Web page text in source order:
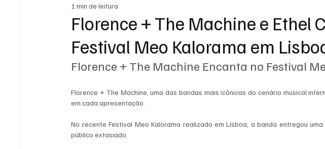
Rádio Digital
Florence + The Machine e Ethel
Festival Meo Kalorama em
1 min de leitura
Florence + The Machine Encanta no Festival
Florence + The Machine, uma das bandas mais icônicas do cenário musical
em cada apresentação.
No recente Festival Meo Kalorama realizado em Lisboa, a banda entregou
público extasiado.